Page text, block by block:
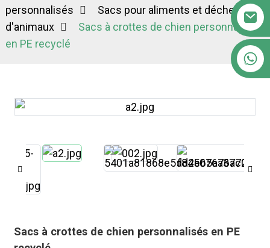
personnalisés
Sacs pour aliments et déchets
d'animaux
Sacs à crottes de chien personnalisés
en PE recyclé
Sacs à crottes de chien personnalisés en PE